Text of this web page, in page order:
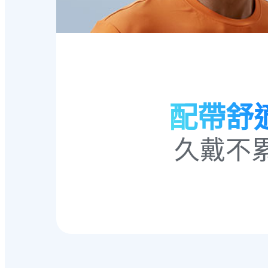
配帶舒
久戴不